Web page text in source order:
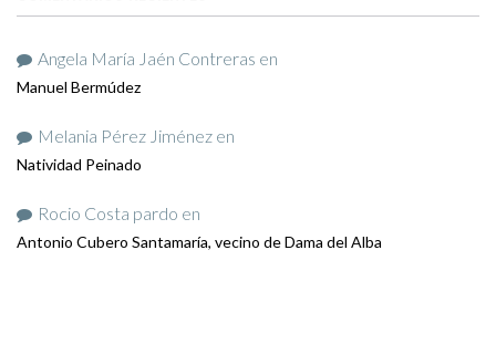
Angela María Jaén Contreras en
Manuel Bermúdez
Melania Pérez Jiménez en
Natividad Peinado
Rocio Costa pardo en
Antonio Cubero Santamaría, vecino de Dama del Alba